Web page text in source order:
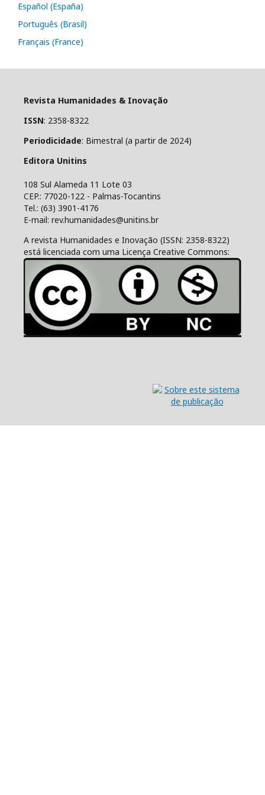
Español (España)
Português (Brasil)
Français (France)
Revista Humanidades & Inovação
ISSN: 2358-8322
Periodicidade: Bimestral (a partir de 2024)
Editora Unitins
108 Sul Alameda 11 Lote 03
CEP.: 77020-122 - Palmas-Tocantins
Tel.: (63) 3901-4176
E-mail: rev.humanidades@unitins.br
A revista Humanidades e Inovação (ISSN: 2358-8322)
está licenciada com uma Licença Creative Commons: